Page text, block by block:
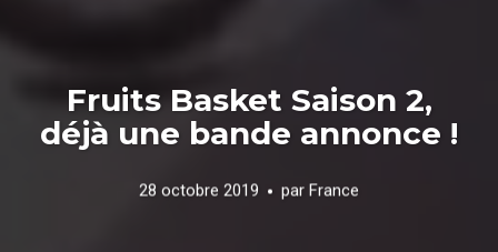
Fruits Basket Saison 2,
déjà une bande annonce !
28 octobre 2019 par France